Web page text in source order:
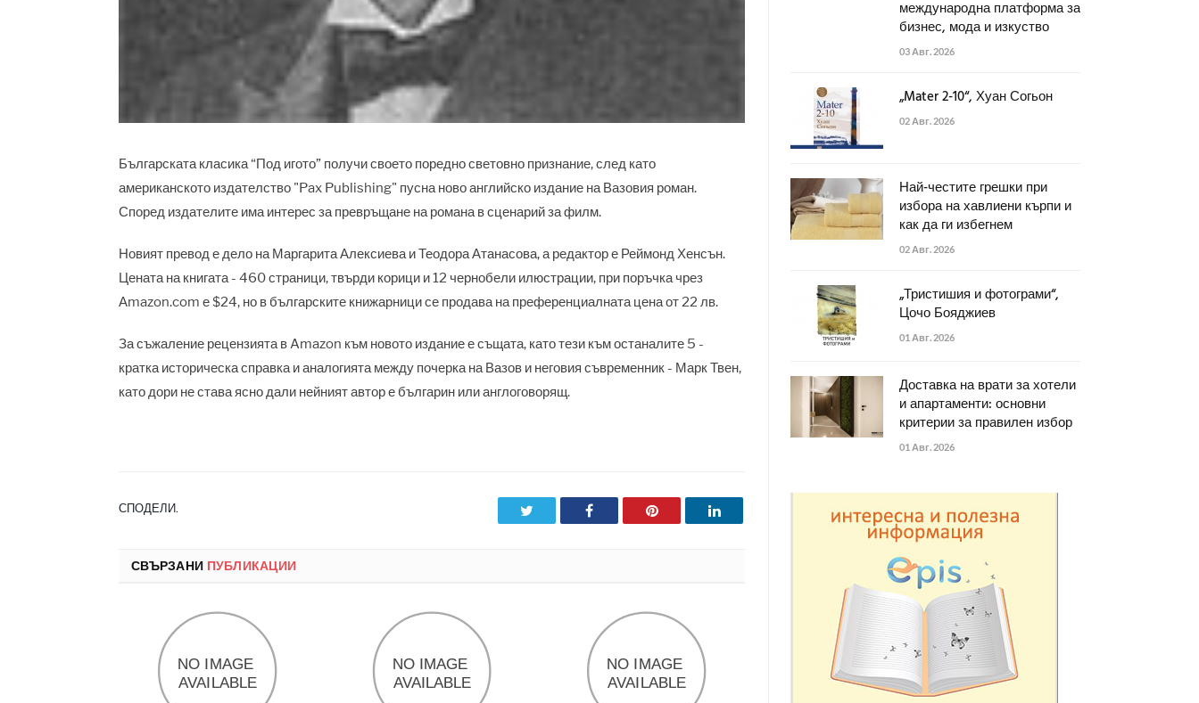
Българската класика “Под игото” получи своето поредно световно признание, след като
американското издателство "Pax Publishing" пусна ново английско издание на Вазовия роман.
Според издателите има интерес за превръщане на романа в сценарий за филм.
Новият превод е дело на Маргарита Алексиева и Теодора Атанасова, а редактор е Реймонд Хенсън.
Цената на книгата - 460 страници, твърди корици и 12 чернобели илюстрации, при поръчка чрез
Аmazon.com е $24, но в българските книжарници се продава на преференциалната цена от 22 лв.
За съжаление рецензията в Amazon към новото издание е същата, като тези към останалите 5 -
кратка историческа справка и аналогията между почерка на Вазов и неговия съвременник - Марк Твен,
като дори не става ясно дали нейният автор е българин или англоговорящ.
СПОДЕЛИ. Facebook Pinterest LinkedIn
СВЪРЗАНИ ПУБЛИКАЦИИ
международна платформа за
бизнес, мода и изкуство
03 Авг. 2026
„Mater 2-10“, Хуан Согьон
02 Авг. 2026
Най-честите грешки при
избора на хавлиени кърпи и
как да ги избегнем
02 Авг. 2026
„Тристишия и фотограми“,
Цочо Бояджиев
01 Авг. 2026
Доставка на врати за хотели
и апартаменти: основни
критерии за правилен избор
01 Авг. 2026